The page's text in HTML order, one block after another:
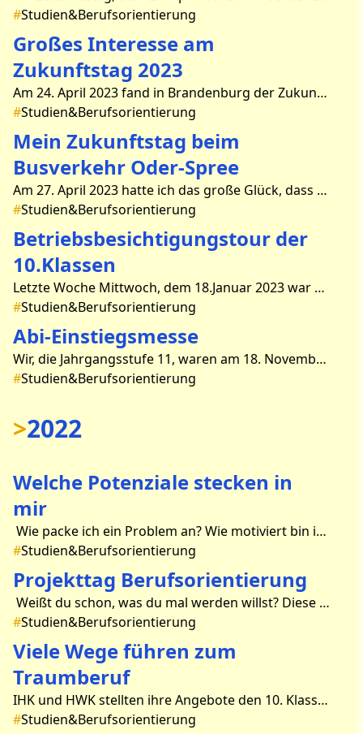
#Studien&Berufsorientierung
Großes Interesse am
Zukunftstag 2023
Am 24. April 2023 fand in Brandenburg der Zukunftstag für Mädchen und Jungen statt. An diesem Tag können Jugendliche ab der 7. Klasse verschiedene Berufe direkt in einem Unternehmen auspr
#Studien&Berufsorientierung
Mein Zukunftstag beim
Busverkehr Oder-Spree
Am 27. April 2023 hatte ich das große Glück, dass mein zukünftiger Arbeitgeber den Zukunftstag anbietet. Meine Reise ging nach Fürstenwalde zur Busverkehr Oder - Spree GmbH. Da der Haupt
#Studien&Berufsorientierung
Betriebsbesichtigungstour der
10.Klassen
Letzte Woche Mittwoch, dem 18.Januar 2023 war es wieder soweit – die Schülerinnen und Schüler des 10.Jahrgangs hatten im Rahmen der Berufs- und Studienorientierung die Möglichkeit, für
#Studien&Berufsorientierung
Abi-Einstiegsmesse
Wir, die Jahrgangsstufe 11, waren am 18. November 2022 mit dem Seminarkurs auf der Abi-Einstiegsmesse in Berlin. Um acht Uhr trafen wir uns an der Schützenstraße und fuhren mit dem Bus zum
#Studien&Berufsorientierung
>2022
Welche Potenziale stecken in
mir
Wie packe ich ein Problem an? Wie motiviert bin ich, eine bestimmte Aufgabe zu lösen? Wie gut arbeite ich im Team? Wie löse ich Konflikte? Um das herauszufinden, nahmen Schüler
#Studien&Berufsorientierung
Projekttag Berufsorientierung
Weißt du schon, was du mal werden willst? Diese Frage bekommen Schüler*innen oft schon sehr früh gestellt – von den Eltern, Großeltern, Freunden, aber auch Lehrer*innen. Im
#Studien&Berufsorientierung
Viele Wege führen zum
Traumberuf
IHK und HWK stellten ihre Angebote den 10. Klassen vorNeben der klassischen Vorstellung eines Abiturienten nach dem bestandenen Abitur zu studieren, gibt es noch viele verschiedene anderen W
#Studien&Berufsorientierung